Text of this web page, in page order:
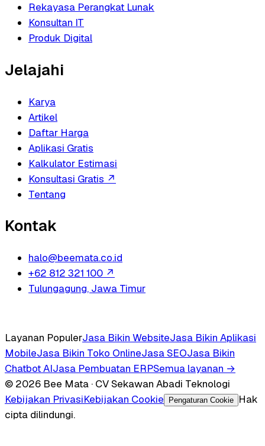
Rekayasa Perangkat Lunak
Konsultan IT
Produk Digital
Jelajahi
Karya
Artikel
Daftar Harga
Aplikasi Gratis
Kalkulator Estimasi
Konsultasi Gratis ↗
Tentang
Kontak
halo@beemata.co.id
+62 812 321 100 ↗
Tulungagung, Jawa Timur
Layanan PopulerJasa Bikin WebsiteJasa Bikin Aplikasi
MobileJasa Bikin Toko OnlineJasa SEOJasa Bikin
Chatbot AIJasa Pembuatan ERPSemua layanan →
© 2026 Bee Mata · CV Sekawan Abadi Teknologi
Kebijakan PrivasiKebijakan Cookie Pengaturan Cookie
Hak
cipta dilindungi.